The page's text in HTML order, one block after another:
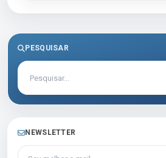
PESQUISAR
NEWSLETTER
Seu melhor e-mail